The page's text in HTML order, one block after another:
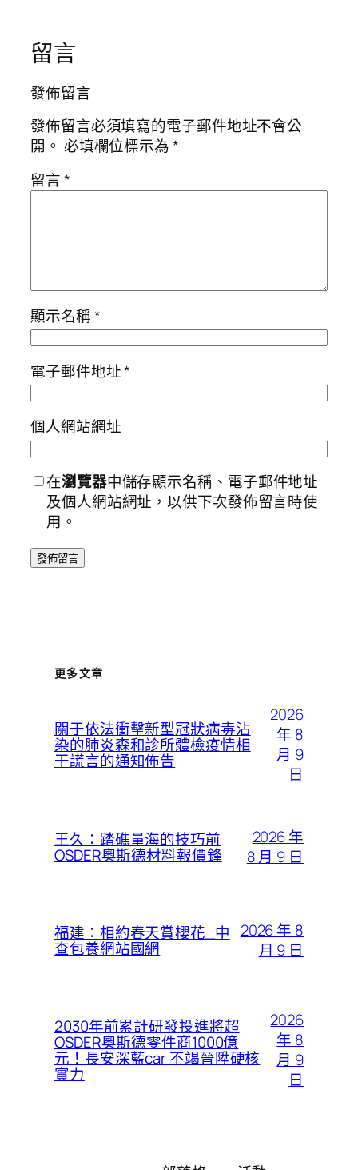
留言
發佈留言
發佈留言必須填寫的電子郵件地址不會公
開。 必填欄位標示為*
留言*
顯示名稱*
電子郵件地址*
個人網站網址
在瀏覽器中儲存顯示名稱、電子郵件地址
及個人網站網址，以供下次發佈留言時使
用。
更多文章
關于依法衝擊新型冠狀病毒沾
染的肺炎森和診所體檢疫情相
干謊言的通知佈告
2026
年 8
月 9
日
王久：踏礁量海的技巧前
OSDER奧斯德材料報價鋒
2026 年
8 月 9 日
福建：相約春天賞櫻花_中
查包養網站國網
2026 年 8
月 9 日
2030年前累計研發投進將超
OSDER奧斯德零件商1000億
元！長安深藍car 不竭晉陞硬核
實力
2026
年 8
月 9
日